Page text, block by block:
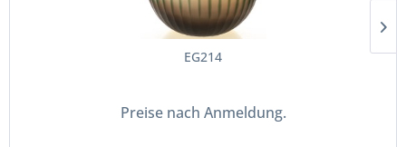
EG214
Preise nach Anmeldung.